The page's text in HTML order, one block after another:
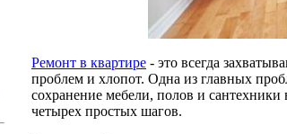
Ремонт в квартире - это всегда
проблем и хлопот. Одна из главных
сохранение мебели, полов и
четырех простых шагов.